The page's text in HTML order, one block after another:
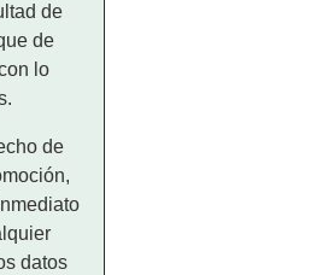
de
de
lo
de
datos